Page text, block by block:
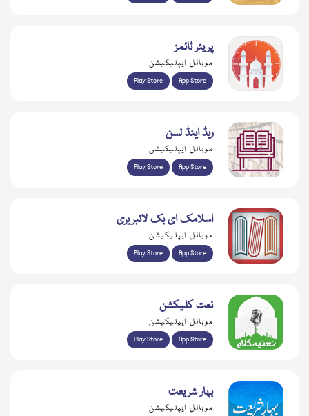
پریئر ٹائمز
موبائل ایپلیکیشن
Play Store App Store
ریڈ اینڈ لسن
موبائل ایپلیکیشن
Play Store App Store
اسلامک ای بک لائبریری
موبائل ایپلیکیشن
Play Store App Store
نعت کلیکشن
موبائل ایپلیکیشن
Play Store App Store
بہار شریعت
موبائل ایپلیکیشن